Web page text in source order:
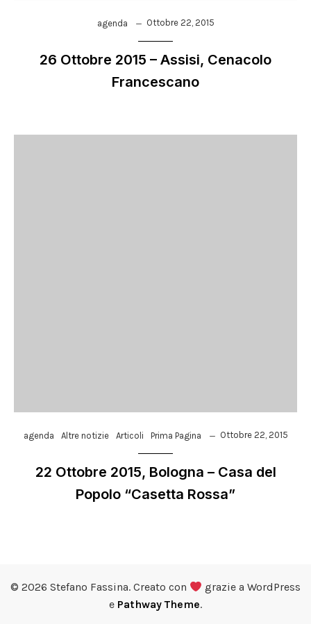
agenda Ottobre 22, 2015
26 Ottobre 2015 – Assisi, Cenacolo
Francescano
agenda Altre notizie Articoli Prima Pagina Ottobre 22, 2015
22 Ottobre 2015, Bologna – Casa del
Popolo “Casetta Rossa”
© 2026 Stefano Fassina. Creato con
grazie a WordPress
e Pathway Theme.